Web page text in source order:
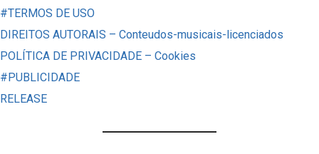
COM
O
#TERMOS DE USO
DIREITOS AUTORAIS – Conteudos-musicais-licenciados
POLÍTICA DE PRIVACIDADE – Cookies
#PUBLICIDADE
RELEASE